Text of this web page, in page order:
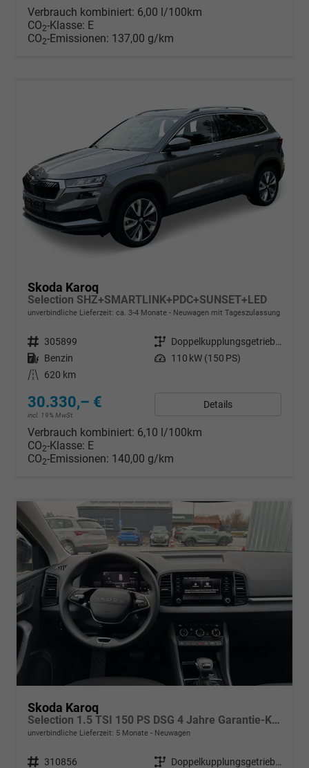
Verbrauch kombiniert: 6,00 l/100km
CO2-Klasse: E
CO2-Emissionen: 137,00 g/km
Skoda Karoq
Selection SHZ+SMARTLINK+PDC+SUNSET+LED
unverbindliche Lieferzeit: ca. 3-4 Monate Neuwagen mit Tageszulassung
Fahrzeugnr. 305899 Getriebe
Doppelkupplungsgetriebe (DSG)
Kraftstoff Benzin Leistung 110 kW (150 PS)
Kilometerstand
620 km
30.330,– €
incl. 19% MwSt.
Details
Verbrauch kombiniert: 6,10 l/100km
CO2-Klasse: E
CO2-Emissionen: 140,00 g/km
Skoda Karoq
Selection 1.5 TSI 150 PS DSG 4 Jahre Garantie-Keyless Start-AppleCarPlay-AndroidAuto-Sunset-Tempomat-2-Zonen-Klima-16''Alu
unverbindliche Lieferzeit: 5 Monate Neuwagen
Fahrzeugnr. 310856 Getriebe Doppelkupplungsgetriebe (DSG)